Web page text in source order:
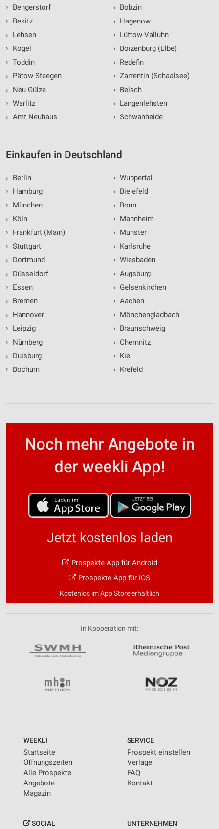
›
Bengerstorf
›
Besitz
›
Lehsen
›
Kogel
› Toddin
›
Pätow-Steegen
›
Neu Gülze
› Warlitz
› Amt Neuhaus
› Bobzin
› Hagenow
› Lüttow-Valluhn
› Boizenburg (Elbe)
› Redefin
› Zarrentin (Schaalsee)
› Belsch
› Langenlehsten
› Schwanheide
Einkaufen in Deutschland
›
Berlin
›
Hamburg
›
München
›
Köln
›
Frankfurt (Main)
› Stuttgart
›
Dortmund
›
Düsseldorf
›
Essen
›
Bremen
›
Hannover
›
Leipzig
›
Nürnberg
›
Duisburg
›
Bochum
› Wuppertal
› Bielefeld
› Bonn
› Mannheim
› Münster
› Karlsruhe
› Wiesbaden
› Augsburg
› Gelsenkirchen
› Aachen
› Mönchengladbach
› Braunschweig
› Chemnitz
› Kiel
› Krefeld
Noch mehr Angebote in
der weekli App!
Jetzt kostenlos laden
Prospekte App für Android
Prospekte App für iOS
Kostenlos im App Store erhältlich
In Kooperation mit:
WEEKLI
Startseite
Öffnungszeiten
Alle Prospekte
Angebote
Magazin
SERVICE
Prospekt einstellen
Verlage
FAQ
Kontakt
SOCIAL UNTERNEHMEN